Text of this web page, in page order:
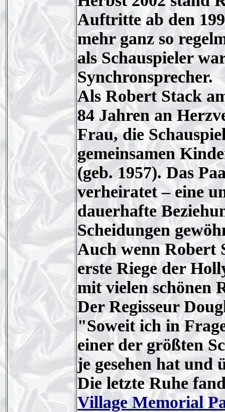
Auftritte ab den
mehr ganz so
als Schauspieler
Synchronsprecher.
Als Robert Stack
84 Jahren an
Frau, die
gemeinsamen
(geb. 1957). Das
verheiratet – eine
dauerhafte
Scheidungen
Auch wenn Robert
erste Riege der
mit vielen schönen
Der Regisseur
"Soweit ich in
einer der größten
je gesehen hat und
Die letzte Ruhe
Village Memorial